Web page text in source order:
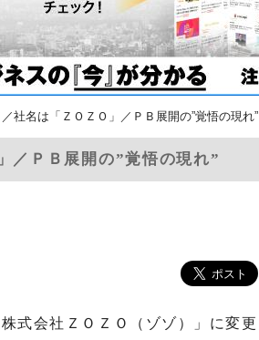
社名は「ＺＯＺＯ」／ＰＢ展開の”覚悟の現れ”
／ＰＢ展開の”覚悟の現れ”
式会社ＺＯＺＯ（ゾゾ）」に変更